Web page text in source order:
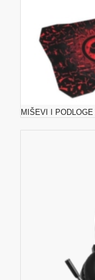
MIŠEVI I PODLOGE